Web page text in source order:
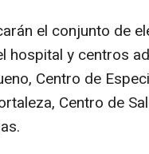
el conjunto de
hospital y centros
Centro de
Centro de